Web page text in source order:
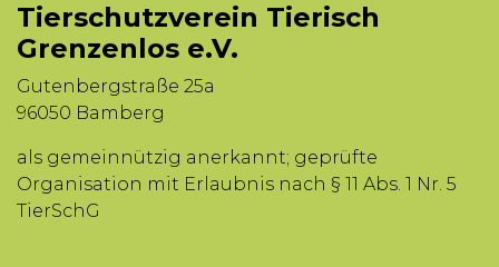
Tierschutzverein Tierisch
Grenzenlos e.V.
Gutenbergstraße 25a
96050 Bamberg
als gemeinnützig anerkannt; geprüfte
Organisation mit Erlaubnis nach § 11 Abs. 1 Nr. 5
TierSchG